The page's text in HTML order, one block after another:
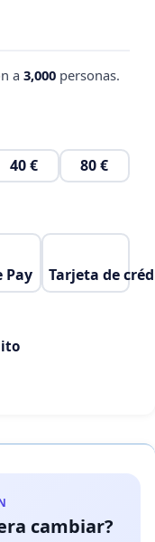
a 3,000 personas.
40 € 80 €
Pay Tarjeta de
cambiar?